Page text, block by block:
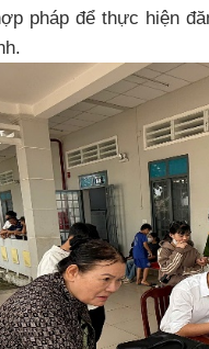
pháp để thực hiện